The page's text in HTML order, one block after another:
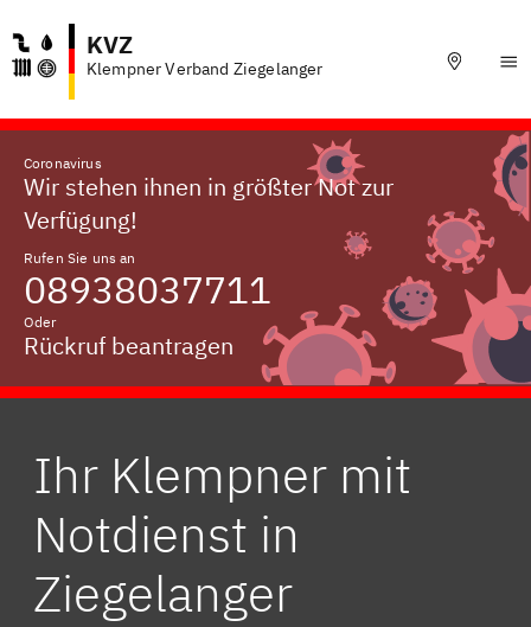
KVZ
Klempner Verband Ziegelanger
Coronavirus
Wir stehen ihnen in größter Not zur
Verfügung!
Rufen Sie uns an
08938037711
Oder
Rückruf beantragen
Ihr Klempner mit
Notdienst in
Ziegelanger